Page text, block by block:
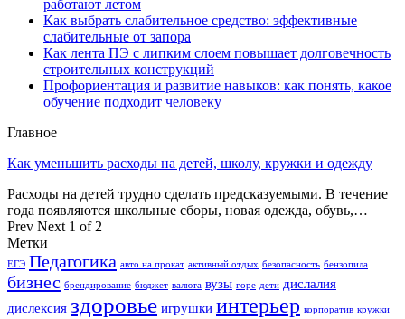
работают летом
Как выбрать слабительное средство: эффективные
слабительные от запора
Как лента ПЭ с липким слоем повышает долговечность
строительных конструкций
Профориентация и развитие навыков: как понять, какое
обучение подходит человеку
Главное
Как уменьшить расходы на детей, школу, кружки и одежду
Расходы на детей трудно сделать предсказуемыми. В течение
года появляются школьные сборы, новая одежда, обувь,…
Prev Next 1 of 2
Метки
ЕГЭ Педагогика авто на прокат активный отдых безопасность бензопила
бизнес брендирование бюджет валюта вузы горе дети дислалия
дислексия здоровье игрушки интерьер корпоратив кружки